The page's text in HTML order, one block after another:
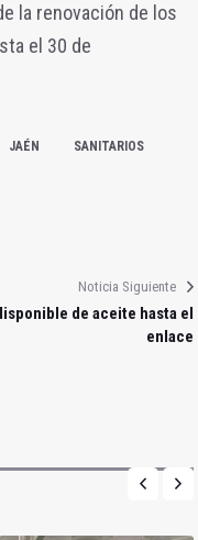
la renovación de los
el 30 de
JAÉN SANITARIOS
Noticia Siguiente
de aceite hasta el
enlace